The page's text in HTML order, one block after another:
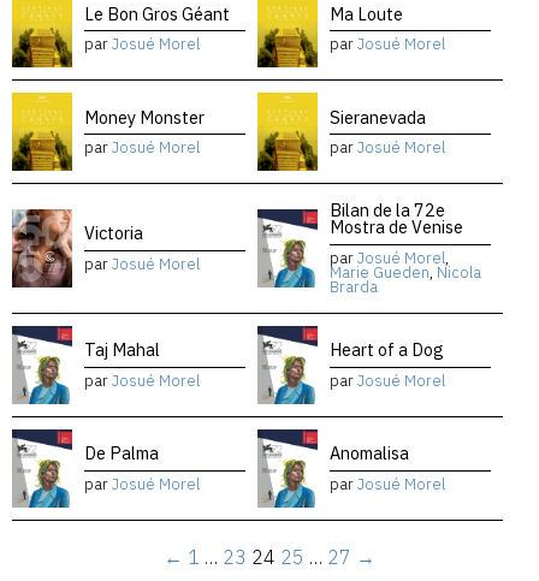
Le Bon Gros Géant
parJosué Morel
Ma Loute
parJosué Morel
Money Monster
parJosué Morel
Sieranevada
parJosué Morel
Victoria
parJosué Morel
Bilan de la 72e
Mostra de Venise
parJosué Morel,
Marie Gueden, Nicola
Brarda
Taj Mahal
parJosué Morel
Heart of a Dog
parJosué Morel
De Palma
parJosué Morel
Anomalisa
parJosué Morel
← 1 … 23 24 25 … 27 →